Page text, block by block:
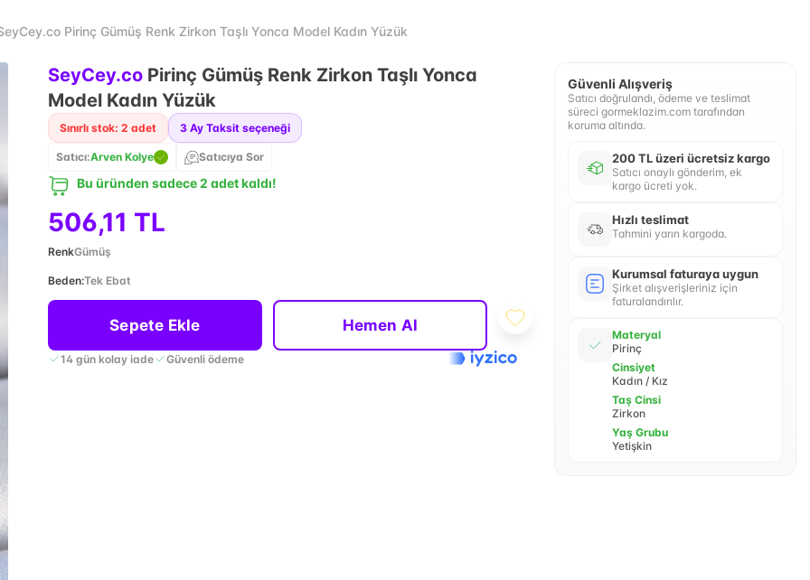
Pirinç Gümüş Renk Zirkon Taşlı Yonca Model Kadın Yüzük
SeyCey.co Pirinç Gümüş Renk Zirkon Taşlı Yonca
Model Kadın Yüzük
Sınırlı stok: 2 adet 3 Ay Taksit seçeneği
Satıcı:Arven Kolye Satıcıya Sor
Bu üründen sadece 2 adet kaldı!
506,11 TL
RenkGümüş
Beden:Tek Ebat
Sepete Ekle Hemen Al
14 gün kolay iade Güvenli ödeme
Güvenli Alışveriş
Satıcı doğrulandı, ödeme ve teslimat
süreci gormeklazim.com tarafından
koruma altında.
200 TL üzeri ücretsiz kargo
Satıcı onaylı gönderim, ek
kargo ücreti yok.
Hızlı teslimat
Tahmini yarın kargoda.
Kurumsal faturaya uygun
Şirket alışverişleriniz için
faturalandırılır.
Materyal
Pirinç
Cinsiyet
Kadın / Kız
Taş Cinsi
Zirkon
Yaş Grubu
Yetişkin